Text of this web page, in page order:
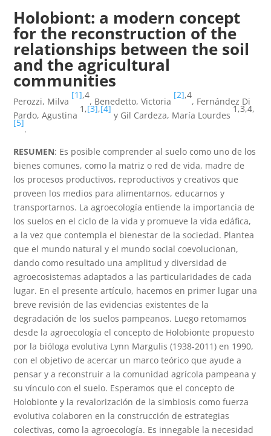
Holobiont: a modern concept
for the reconstruction of the
relationships between the soil
and the agricultural
communities
Perozzi, Milva
[1],4
, Benedetto, Victoria
[2],4
, Fernández Di
Pardo, Agustina
1,[3],[4]
y Gil Cardeza, María Lourdes
1,3,4,
[5]
.
RESUMEN: Es posible comprender al suelo como uno de los
bienes comunes, como la matriz o red de vida, madre de
los procesos productivos, reproductivos y creativos que
proveen los medios para alimentarnos, educarnos y
transportarnos. La agroecología entiende la importancia de
los suelos en el ciclo de la vida y promueve la vida edáfica,
a la vez que contempla el bienestar de la sociedad. Plantea
que el mundo natural y el mundo social coevolucionan,
dando como resultado una amplitud y diversidad de
agroecosistemas adaptados a las particularidades de cada
lugar. En el presente artículo, hacemos en primer lugar una
breve revisión de las evidencias existentes de la
degradación de los suelos pampeanos. Luego retomamos
desde la agroecología el concepto de Holobionte propuesto
por la bióloga evolutiva Lynn Margulis (1938-2011) en 1990,
con el objetivo de acercar un marco teórico que ayude a
pensar y a reconstruir a la comunidad agrícola pampeana y
su vínculo con el suelo. Esperamos que el concepto de
Holobionte y la revalorización de la simbiosis como fuerza
evolutiva colaboren en la construcción de estrategias
colectivas, como la agroecología. Es innegable la necesidad